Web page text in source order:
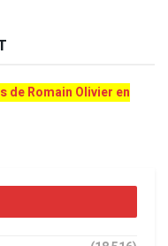
de Romain Olivier en